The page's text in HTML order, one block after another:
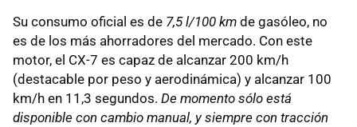
Su consumo oficial es de 7,5 l/100 km de gasóleo, no
es de los más ahorradores del mercado. Con este
motor, el CX-7 es capaz de alcanzar 200 km/h
(destacable por peso y aerodinámica) y alcanzar 100
km/h en 11,3 segundos. De momento sólo está
disponible con cambio manual, y siempre con tracción